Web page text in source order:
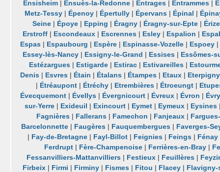
Ensisheim | Ensuès-la-Redonne | Entrages | Entrammes |
Metz-Tessy| Épenoy| Épertully| Épervans| Épinal |
Seine | Époye | Epping | Éragny | Éragny-sur-Epte |
Erstroff| Escondeaux| Escrennes| Esley| Espalion |
Espas | Espaubourg | Espère | Espinasse-Vozelle | Espoey
Essey-lès-Nancy | Essigny-le-Grand | Essises | Essômes-
Estézargues| Estigarde| Estirac| Estivareilles|
Denis | Esvres | Étain | Étalans | Étampes | Etaux | Eterpigny
| Étréaupont| Étréchy| Etrembières| Étroeungt|
Évecquemont| Évellys| Évergnicourt| Évreux| Évron |
sur-Yerre | Exideuil | Exincourt | Eymet | Eymeux | Eysines
Fagnières| Fallerans| Famechon | Fanjeaux|
Barcelonnette| Faugères| Fauquembergues| Faverges-
| Fay-de-Bretagne| Fayl-Billot| Feignies| Feings| Fénay
Ferdrupt| Fère-Champenoise| Ferrières-en-Bray|
Fessanvilliers-Mattanvilliers| Festieux| Feuillères|
Firbeix | Firmi | Firminy | Fismes | Fitou | Flacey | Flavigny-